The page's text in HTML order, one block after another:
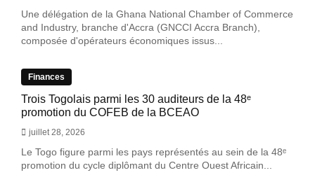
Une délégation de la Ghana National Chamber of Commerce
and Industry, branche d'Accra (GNCCI Accra Branch),
composée d'opérateurs économiques issus...
Finances
Trois Togolais parmi les 30 auditeurs de la 48ᵉ
promotion du COFEB de la BCEAO
juillet 28, 2026
Le Togo figure parmi les pays représentés au sein de la 48ᵉ
promotion du cycle diplômant du Centre Ouest Africain...